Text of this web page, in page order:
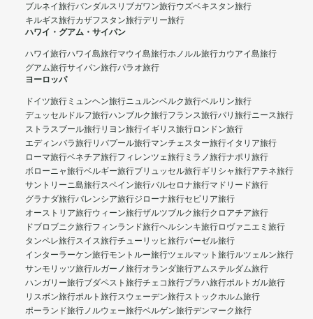
ブルネイ旅行バンダルスリブガワン旅行ウズベキスタン旅行
キルギス旅行カザフスタン旅行デリー旅行
ハワイ・グアム・サイパン
ハワイ旅行ハワイ島旅行マウイ島旅行ホノルル旅行カウアイ島旅行
グアム旅行サイパン旅行パラオ旅行
ヨーロッパ
ドイツ旅行 ミュンヘン旅行ニュルンベルク旅行ベルリン旅行
デュッセルドルフ旅行ハンブルク旅行フランス旅行パリ旅行ニース旅行
ストラスブール旅行リヨン旅行イギリス旅行ロンドン旅行
エディンバラ旅行リバプール旅行マンチェスター旅行イタリア旅行
ローマ旅行ベネチア旅行フィレンツェ旅行 ミラノ旅行ナポリ旅行
ボローニャ旅行ベルギー旅行ブリュッセル旅行ギリシャ旅行アテネ旅行
サントリーニ島旅行スペイン旅行バルセロナ旅行マドリード旅行
グラナダ旅行バレンシア旅行ジローナ旅行セビリア旅行
オーストリア旅行ウィーン旅行ザルツブルク旅行クロアチア旅行
ドブロブニク旅行フィンランド旅行ヘルシンキ旅行ロヴァニエミ旅行
タンペレ旅行スイス旅行チューリッヒ旅行バーゼル旅行
インターラーケン旅行モントルー旅行ツェルマット旅行ルツェルン旅行
サンモリッツ旅行ルガーノ旅行オランダ旅行アムステルダム旅行
ハンガリー旅行ブダペスト旅行チェコ旅行プラハ旅行ポルトガル旅行
リスボン旅行ポルト旅行スウェーデン旅行ストックホルム旅行
ポーランド旅行ノルウェー旅行ベルゲン旅行デンマーク旅行